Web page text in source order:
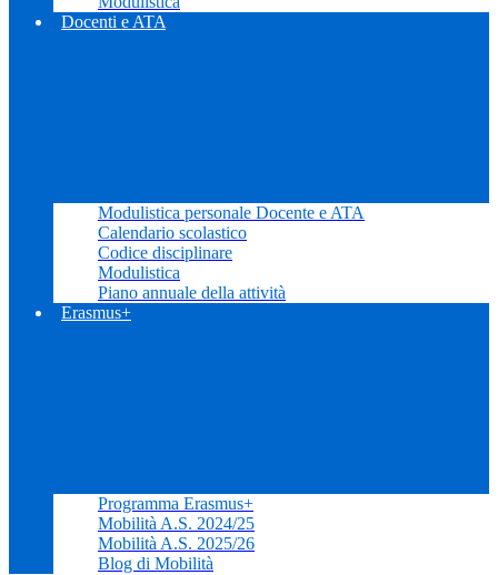
Docenti e ATA
Modulistica personale Docente e ATA
Calendario scolastico
Codice disciplinare
Modulistica
Piano annuale della attività
Erasmus+
Programma Erasmus+
Mobilità A.S. 2024/25
Mobilità A.S. 2025/26
Blog di Mobilità